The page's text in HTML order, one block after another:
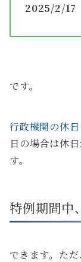
2025/2/17
です。
行政機関の休
日の場合は休
す。
特例期間中
できます。た